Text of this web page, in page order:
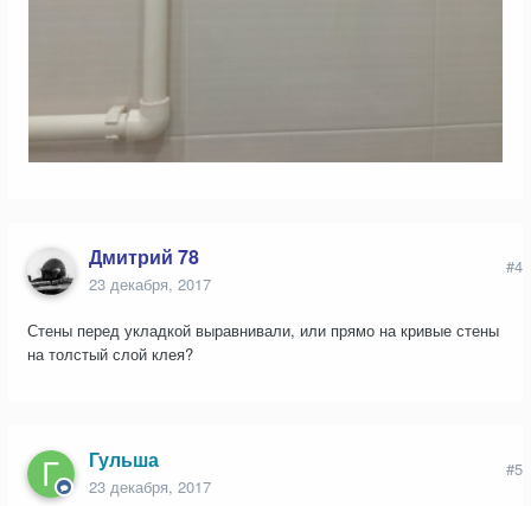
Дмитрий 78
23 декабря, 2017
#4
Стены перед укладкой выравнивали, или прямо на кривые стены
на толстый слой клея?
Гульша
23 декабря, 2017
#5